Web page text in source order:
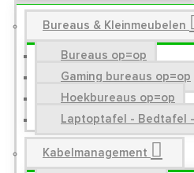
Bureaus & Kleinmeubelen
Bureaus op=op
Gaming bureaus op=op
Hoekbureaus op=op
Laptoptafel - Bedtafel
Kabelmanagement